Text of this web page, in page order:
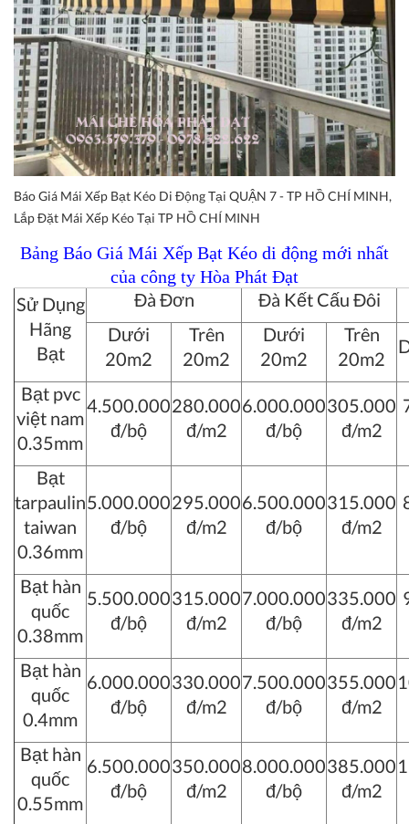
Báo Giá Mái Xếp Bạt Kéo Di Động Tại QUẬN 7 - TP HỒ CHÍ MINH,
Lắp Đặt Mái Xếp Kéo Tại TP HỒ CHÍ MINH
Bảng Báo Giá Mái Xếp Bạt Kéo di động mới nhất
của công ty Hòa Phát Đạt
Sử Dụng
Hãng
Bạt
Đà Đơn
Đà Kết Cấu Đôi
Dưới
20m2
Trên
20m2
Dưới
20m2
Trên
20m2
Bạt pvc
việt nam
0.35mm
4.500.000
đ/bộ
280.000
đ/m2
6.000.000
đ/bộ
305.000
đ/m2
Bạt
tarpaulin
taiwan
0.36mm
5.000.000
đ/bộ
295.000
đ/m2
6.500.000
đ/bộ
315.000
đ/m2
Bạt hàn
quốc
0.38mm
5.500.000
đ/bộ
315.000
đ/m2
7.000.000
đ/bộ
335.000
đ/m2
Bạt hàn
quốc
0.4mm
6.000.000
đ/bộ
330.000
đ/m2
7.500.000
đ/bộ
355.000
đ/m2
Bạt hàn
quốc
0.55mm
6.500.000
đ/bộ
350.000
đ/m2
8.000.000
đ/bộ
385.000
đ/m2